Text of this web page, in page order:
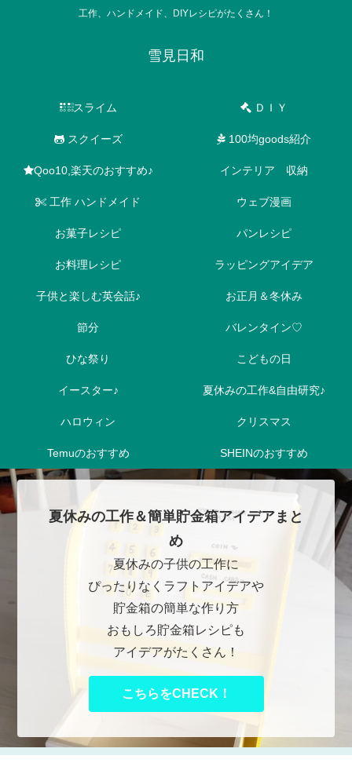
工作、ハンドメイド、DIYレシピがたくさん！
雪見日和
スライム ＤＩＹ
スクイーズ 100均goods紹介
Qoo10,楽天のおすすめ♪ インテリア 収納
工作 ハンドメイド ウェブ漫画
お菓子レシピ パンレシピ
お料理レシピ ラッピングアイデア
子供と楽しむ英会話♪ お正月＆冬休み
節分 バレンタイン♡
ひな祭り こどもの日
イースター♪ 夏休みの工作&自由研究♪
ハロウィン クリスマス
Temuのおすすめ SHEINのおすすめ
夏休みの工作＆簡単貯金箱アイデアまと
め
夏休みの子供の工作に
ぴったりなくラフトアイデアや
貯金箱の簡単な作り方
おもしろ貯金箱レシピも
アイデアがたくさん！
こちらをCHECK！